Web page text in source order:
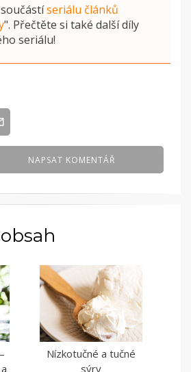
seriálu článků
". Přečtěte si také další díly
seriálu!
NAPSAT KOMENTÁŘ
Nízkotučné a tučné
sýry